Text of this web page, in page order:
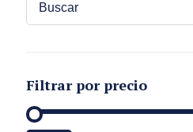
Filtrar por precio